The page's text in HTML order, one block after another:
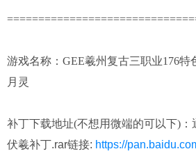
游戏名称：GEE羲州复古三职业176
月灵
补丁下载地址(不想用微端的可以下)：
伏羲补丁.rar链接: https://